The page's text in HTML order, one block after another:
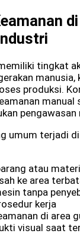
di
tingkat
manusia,
produksi.
manual
pengawasan
umum terjadi
atau
ke area
tanpa
kerja
di area
visual saat